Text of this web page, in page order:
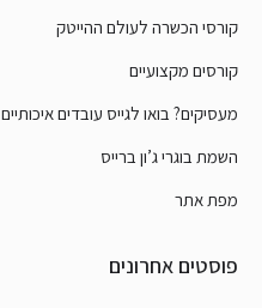
קורסי הכשרה לעולם ההייטק
קורסים מקצועיים
מעסיקים? בואו לגייס עובדים איכותיים
השמת בוגרי ג’ון ברייס
מפת אתר
פוסטים אחרונים